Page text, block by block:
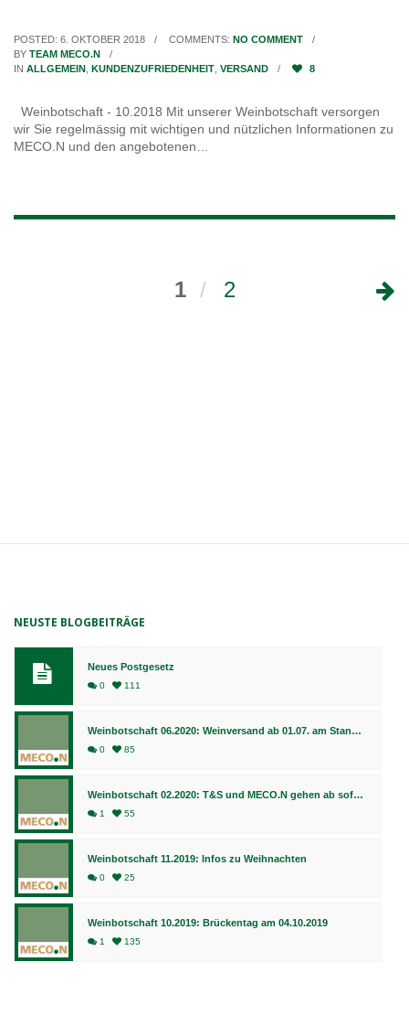
POSTED: 6. OKTOBER 2018 COMMENTS: NO COMMENT
BY TEAM MECO.N
IN ALLGEMEIN KUNDENZUFRIEDENHEIT VERSAND 8
Weinbotschaft - 10.2018 Mit unserer Weinbotschaft versorgen
wir Sie regelmässig mit wichtigen und nützlichen Informationen zu
MECO.N und den angebotenen…
1 2
NEUSTE BLOGBEITRÄGE
Neues Postgesetz
0 111
Weinbotschaft 06.2020: Weinversand ab 01.07. am Standort Bingen, Fulfillment weiterhin in Bad Kreuznach
0 85
Weinbotschaft 02.2020: T&S und MECO.N gehen ab sofort gemeinsame Wege
1 55
Weinbotschaft 11.2019: Infos zu Weihnachten
0 25
Weinbotschaft 10.2019: Brückentag am 04.10.2019
1 135